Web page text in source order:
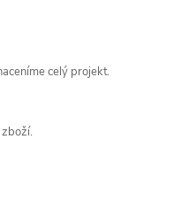
celý projekt.